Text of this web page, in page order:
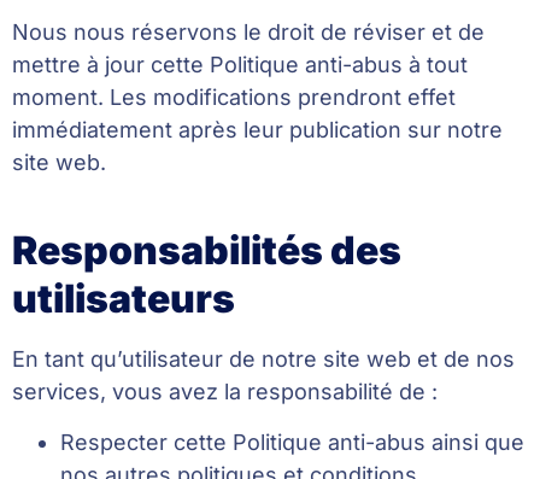
Nous nous réservons le droit de réviser et de
mettre à jour cette Politique anti-abus à tout
moment. Les modifications prendront effet
immédiatement après leur publication sur notre
site web.
Responsabilités des
utilisateurs
En tant qu’utilisateur de notre site web et de nos
services, vous avez la responsabilité de :
Respecter cette Politique anti-abus ainsi que